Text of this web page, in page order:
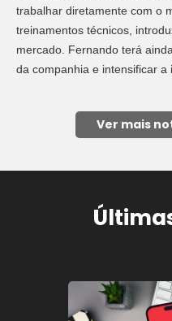
trabalhar diretamente com o
treinamentos técnicos,
mercado. Fernando terá
da companhia e intensificar a
Ver mais